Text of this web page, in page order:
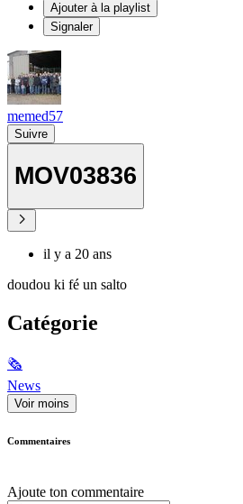
Ajouter à la playlist
Signaler
memed57
Suivre
MOV03836
il y a 20 ans
doudou ki fé un salto
Catégorie
🗞
News
Voir moins
Commentaires
Ajoute ton commentaire